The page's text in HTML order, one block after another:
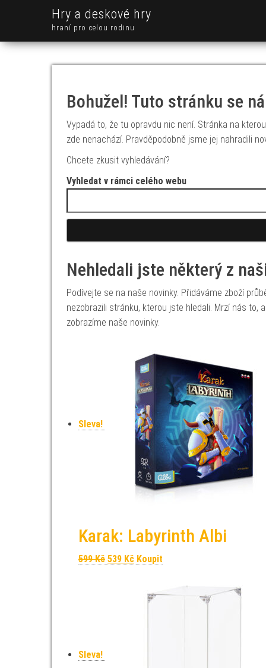
Hry a deskové hry
hraní pro celou rodinu
Bohužel! Tuto stránku se
Vypadá to, že tu opravdu nic není. Stránka na
zde nenachází. Pravděpodobně jsme jej nahradili
Chcete zkusit vyhledávání?
Vyhledat v rámci celého webu
Nehledali jste některý z
Podívejte se na naše novinky. Přidáváme zboží
nezobrazili stránku, kterou jste hledali. Mrzí nás
zobrazíme naše novinky.
Sleva!
Karak: Labyrinth Albi
599Kč Původní cena byla: 599 Kč.
539 KčAktuální cena je: 539 Kč.
Koupit
Sleva!